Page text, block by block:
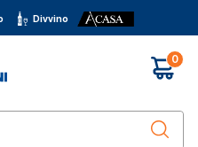
Divvino
0